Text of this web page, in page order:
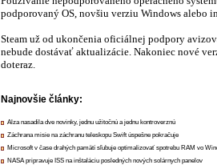
podporovaný OS, novšiu verziu Windows alebo
Steam už od ukončenia oficiálnej podpory
nebude dostávať aktualizácie. Nakoniec nové
doteraz.
Najnovšie články:
Alza nasadila dve novinky, jednu užitočnú a jednu kontroverznú
Záchrana misie na záchranu teleskopu Swift úspešne pokračuje
Microsoft v čase drahých pamätí sľubuje optimalizovať spotrebu RAM vo
NASA pripravuje ISS na inštaláciu posledných nových solárnych panelov